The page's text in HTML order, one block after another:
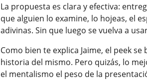
La propuesta es clara y efectiva:
que alguien lo examine, lo hojeas, el
adivinas. Sin que luego se vuelva a
Como bien te explica Jaime, el peek
historia del mismo. Pero quizás, lo
el mentalismo el peso de la